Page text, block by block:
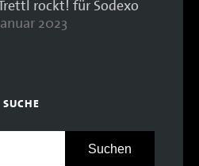
rockt! für Sodexo
2023
SUCHE